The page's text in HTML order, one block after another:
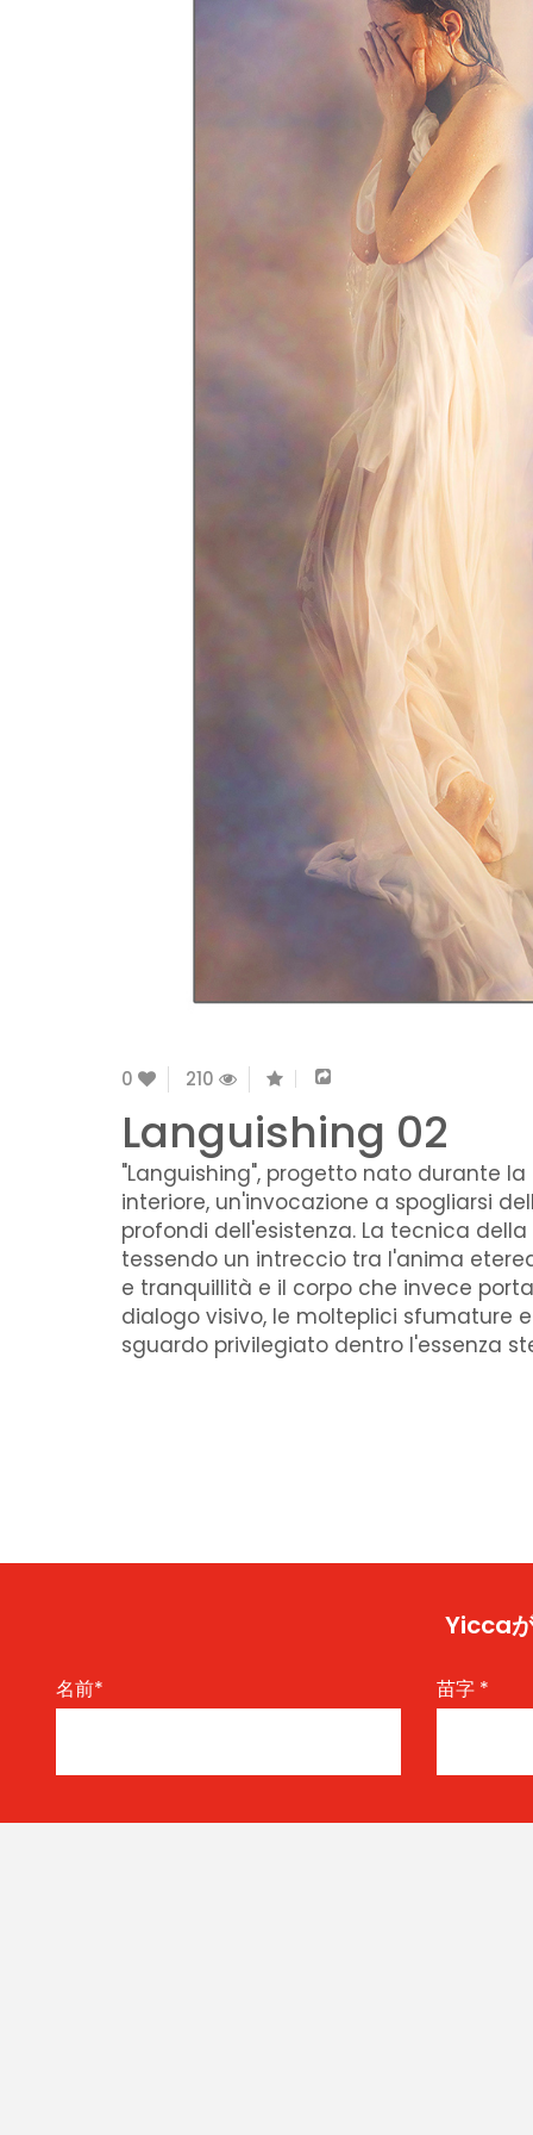
0 210
Languishing 02
"Languishing", progetto nato durante
interiore, un'invocazione a spogliarsi
profondi dell'esistenza. La tecnica
tessendo un intreccio tra l'anima
e tranquillità e il corpo che invece
dialogo visivo, le molteplici sfumature
sguardo privilegiato dentro l'essenza
Yicca
名前* 苗字 *